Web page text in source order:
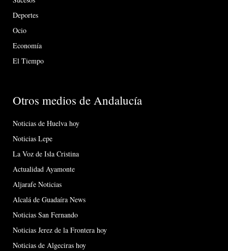
Deportes
Ocio
Economía
El Tiempo
Otros medios de Andalucía
Noticias de Huelva hoy
Noticias Lepe
La Voz de Isla Cristina
Actualidad Ayamonte
Aljarafe Noticias
Alcalá de Guadaíra News
Noticias San Fernando
Noticias Jerez de la Frontera hoy
Noticias de Algeciras hoy